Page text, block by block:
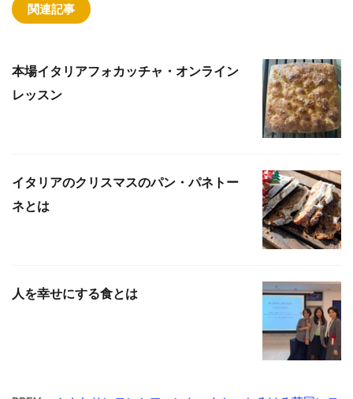
関連記事
本場イタリアフォカッチャ・オンライン
レッスン
イタリアのクリスマスのパン・パネトー
ネとは
人を幸せにする食とは